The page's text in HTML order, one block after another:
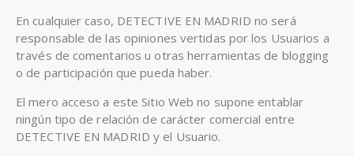
En cualquier caso, DETECTIVE EN MADRID no será
responsable de las opiniones vertidas por los Usuarios a
través de comentarios u otras herramientas de blogging
o de participación que pueda haber.
El mero acceso a este Sitio Web no supone entablar
ningún tipo de relación de carácter comercial entre
DETECTIVE EN MADRID y el Usuario.